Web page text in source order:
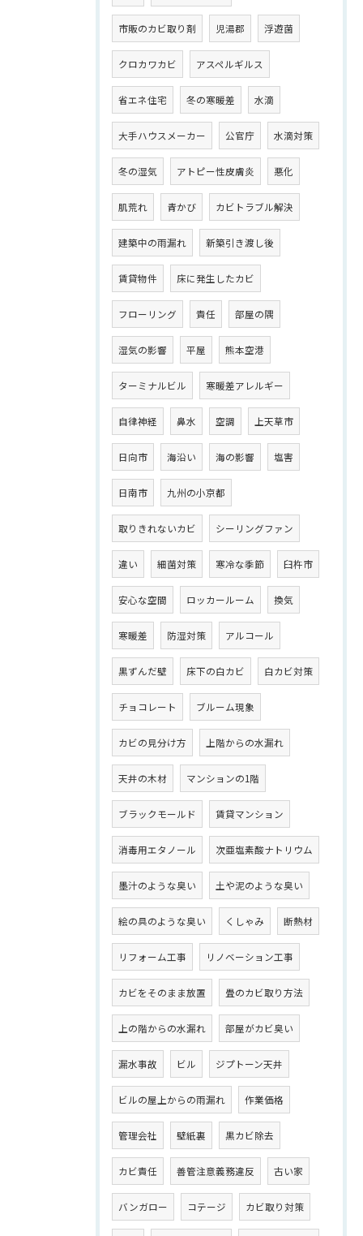
市販のカビ取り剤 児湯郡 浮遊菌
クロカワカビ アスペルギルス
省エネ住宅 冬の寒暖差 水滴
大手ハウスメーカー 公官庁 水滴対策
冬の湿気 アトピー性皮膚炎 悪化
肌荒れ 青かび カビトラブル解決
建築中の雨漏れ 新築引き渡し後
賃貸物件 床に発生したカビ
フローリング 責任 部屋の隅
湿気の影響 平屋 熊本空港
ターミナルビル 寒暖差アレルギー
自律神経 鼻水 空調 上天草市
日向市 海沿い 海の影響 塩害
日南市 九州の小京都
取りきれないカビ シーリングファン
違い 細菌対策 寒冷な季節 臼杵市
安心な空間 ロッカールーム 換気
寒暖差 防湿対策 アルコール
黒ずんだ壁 床下の白カビ 白カビ対策
チョコレート ブルーム現象
カビの見分け方 上階からの水漏れ
天井の木材 マンションの1階
ブラックモールド 賃貸マンション
消毒用エタノール 次亜塩素酸ナトリウム
墨汁のような臭い 土や泥のような臭い
絵の具のような臭い くしゃみ 断熱材
リフォーム工事 リノベーション工事
カビをそのまま放置 畳のカビ取り方法
上の階からの水漏れ 部屋がカビ臭い
漏水事故 ビル ジプトーン天井
ビルの屋上からの雨漏れ 作業価格
管理会社 壁紙裏 黒カビ除去
カビ責任 善管注意義務違反 古い家
バンガロー コテージ カビ取り対策